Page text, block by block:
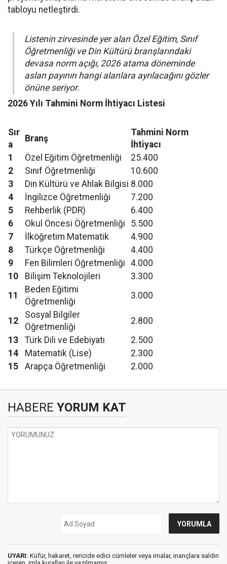
tabloyu netleştirdi.
Listenin zirvesinde yer alan Özel Eğitim, Sınıf
Öğretmenliği ve Din Kültürü branşlarındaki
devasa norm açığı, 2026 atama döneminde
aslan payının hangi alanlara ayrılacağını gözler
önüne seriyor.
2026 Yılı Tahmini Norm İhtiyacı Listesi
Sır
a
Branş
Tahmini Norm
İhtiyacı
1
Özel Eğitim Öğretmenliği
25.400
2
Sınıf Öğretmenliği
10.600
3
Din Kültürü ve Ahlak Bilgisi 8.000
4
İngilizce Öğretmenliği
7.200
5
Rehberlik (PDR)
6.400
6
Okul Öncesi Öğretmenliği
5.500
7
İlköğretim Matematik
4.900
8
Türkçe Öğretmenliği
4.400
9
Fen Bilimleri Öğretmenliği 4.000
10
Bilişim Teknolojileri
3.300
11
Beden Eğitimi
Öğretmenliği
3.000
12
Sosyal Bilgiler
Öğretmenliği
2.800
13
Türk Dili ve Edebiyatı
2.500
14
Matematik (Lise)
2.300
15
Arapça Öğretmenliği 2.000
HABERE YORUM KAT
UYARI: Küfür, hakaret, rencide edici cümleler veya imalar, inançlara saldırı